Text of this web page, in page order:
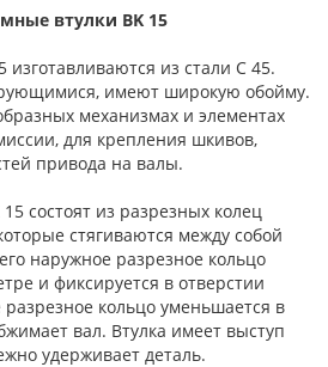
втулки BK 15
из стали С 45.
имеют широкую обойму.
механизмах и элементах
для крепления шкивов,
привода на валы.
состоят из разрезных колец
стягиваются между собой
наружное разрезное кольцо
и фиксируется в отверстии
кольцо уменьшается в
вал. Втулка имеет выступ
удерживает деталь.